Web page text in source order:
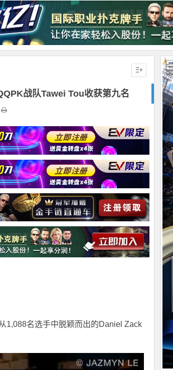
战队Tawei Tou收获第九名
1,088名选手中脱颖而出的Daniel Zack